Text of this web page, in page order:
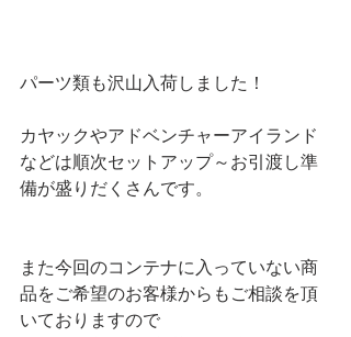
パーツ類も沢山入荷しました！
カヤックやアドベンチャーアイランド
などは順次セットアップ～お引渡し準
備が盛りだくさんです。
また今回のコンテナに入っていない商
品をご希望のお客様からもご相談を頂
いておりますので